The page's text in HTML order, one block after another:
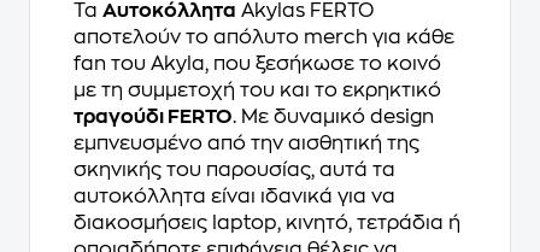
Τα Αυτοκόλλητα Akylas FERTO
αποτελούν το απόλυτο merch για κάθε
fan του Akyla, που ξεσήκωσε το κοινό
με τη συμμετοχή του και το εκρηκτικό
τραγούδι FERTO. Με δυναμικό design
εμπνευσμένο από την αισθητική της
σκηνικής του παρουσίας, αυτά τα
αυτοκόλλητα είναι ιδανικά για να
διακοσμήσεις laptop, κινητό, τετράδια ή